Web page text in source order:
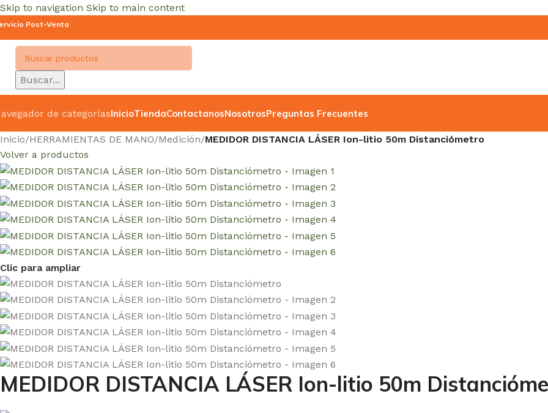
Skip to navigation Skip to main content
Post-Venta
Buscar...
de categoríasInicioTiendaContactanosNosotrosPreguntas Frecuentes
Inicio/HERRAMIENTAS DE MANO/Medición/MEDIDOR DISTANCIA LÁSER Ion-litio 50m Distanciómetro
Volver a productos
Clic para ampliar
MEDIDOR DISTANCIA LÁSER Ion-litio 50m